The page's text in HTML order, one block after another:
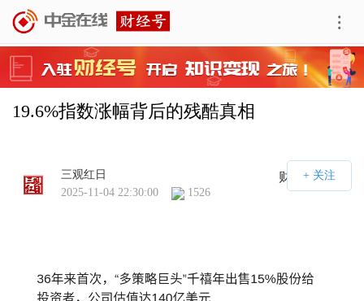
19.6%指数涨幅背后的残酷真相
财经号APP
三观红日
2025-11-04 22:30:00
1526